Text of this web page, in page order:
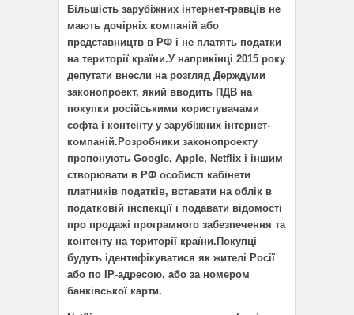
Більшість зарубіжних інтернет-гравців не
мають дочірніх компаній або
представництв в РФ і не платять податки
на території країни.У наприкінці 2015 року
депутати внесли на розгляд Держдуми
законопроект, який вводить ПДВ на
покупки російськими користувачами
софта і контенту у зарубіжних інтернет-
компаній.Розробники законопроекту
пропонують Google, Apple, Netflix і іншим
створювати в РФ особисті кабінети
платників податків, вставати на облік в
податковій інспекції і подавати відомості
про продажі програмного забезпечення та
контенту на території країни.Покупці
будуть ідентифікуватися як жителі Росії
або по IP-адресою, або за номером
банківської карти.